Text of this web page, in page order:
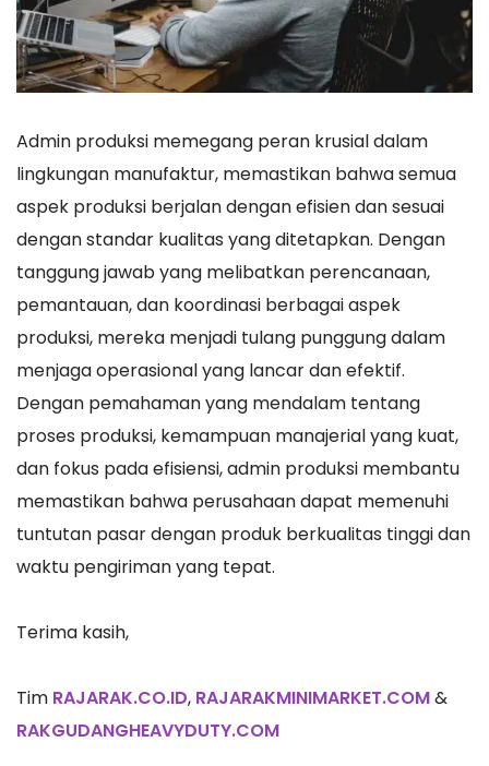
Admin produksi memegang peran krusial dalam
lingkungan manufaktur, memastikan bahwa semua
aspek produksi berjalan dengan efisien dan sesuai
dengan standar kualitas yang ditetapkan. Dengan
tanggung jawab yang melibatkan perencanaan,
pemantauan, dan koordinasi berbagai aspek
produksi, mereka menjadi tulang punggung dalam
menjaga operasional yang lancar dan efektif.
Dengan pemahaman yang mendalam tentang
proses produksi, kemampuan manajerial yang kuat,
dan fokus pada efisiensi, admin produksi membantu
memastikan bahwa perusahaan dapat memenuhi
tuntutan pasar dengan produk berkualitas tinggi dan
waktu pengiriman yang tepat.
Terima kasih,
Tim RAJARAK.CO.ID, RAJARAKMINIMARKET.COM&
RAKGUDANGHEAVYDUTY.COM